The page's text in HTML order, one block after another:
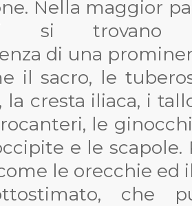
Nella maggior
si trovano
di una
il sacro, le
la cresta iliaca, i
le
e le
le orecchie ed
che